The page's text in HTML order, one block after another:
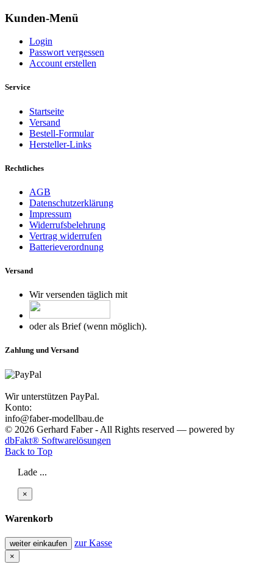
Kunden-Menü
Login
Passwort vergessen
Account erstellen
Service
Startseite
Versand
Bestell-Formular
Hersteller-Links
Rechtliches
AGB
Datenschutzerklärung
Impressum
Widerrufsbelehrung
Vertrag widerrufen
Batterieverordnung
Versand
Wir versenden täglich mit
oder als Brief (wenn möglich).
Zahlung und Versand
Wir unterstützen PayPal.
Konto:
info@faber-modellbau.de
© 2026 Gerhard Faber - All Rights reserved — powered by
dbFakt® Softwarelösungen
Back to Top
Lade ...
×
Warenkorb
weiter einkaufen zur Kasse
×